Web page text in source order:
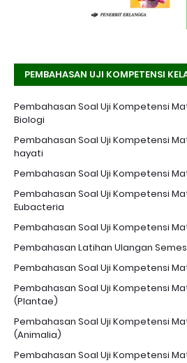
PEMBAHASAN UJI KOMPETENSI
Pembahasan Soal Uji Kompetensi
Biologi
Pembahasan Soal Uji Kompetensi
hayati
Pembahasan Soal Uji Kompetensi
Pembahasan Soal Uji Kompetensi
Eubacteria
Pembahasan Soal Uji Kompetensi
Pembahasan Latihan Ulangan
Pembahasan Soal Uji Kompetensi
Pembahasan Soal Uji Kompetensi
(Plantae)
Pembahasan Soal Uji Kompetensi
(Animalia)
Pembahasan Soal Uji Kompetensi